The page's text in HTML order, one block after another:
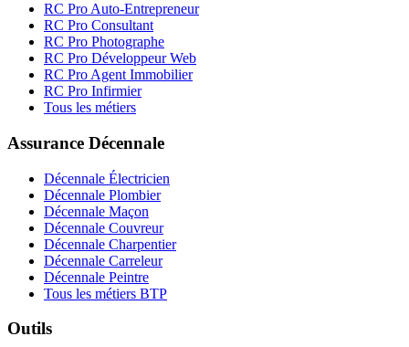
RC Pro Auto-Entrepreneur
RC Pro Consultant
RC Pro Photographe
RC Pro Développeur Web
RC Pro Agent Immobilier
RC Pro Infirmier
Tous les métiers
Assurance Décennale
Décennale Électricien
Décennale Plombier
Décennale Maçon
Décennale Couvreur
Décennale Charpentier
Décennale Carreleur
Décennale Peintre
Tous les métiers BTP
Outils